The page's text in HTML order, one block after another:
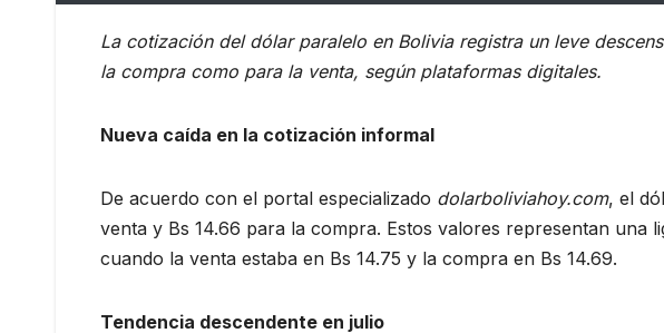
La cotización del dólar paralelo en Bolivia registra un leve
la compra como para la venta, según plataformas digitales.
Nueva caída en la cotización informal
De acuerdo con el portal especializado dolarboliviahoy.com, el
venta y Bs 14.66 para la compra. Estos valores representan una
cuando la venta estaba en Bs 14.75 y la compra en Bs 14.69.
Tendencia descendente en julio